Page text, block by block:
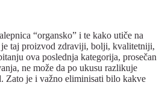
“organsko” i te kako utiče na
je taj proizvod zdraviji, bolji, kvalitetniji,
ova poslednja kategorija, prosečan
ne može da po ukusu razlikuje
Zato je i važno eliminisati bilo kakve